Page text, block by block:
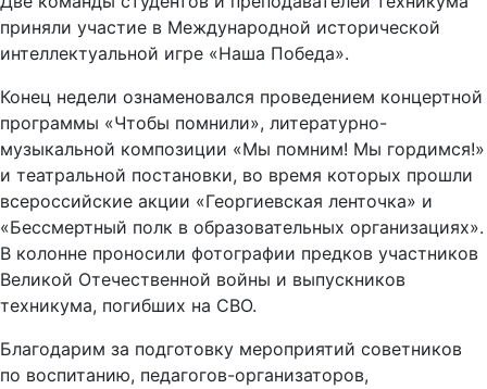
приняли участие в Международной исторической
интеллектуальной игре «Наша Победа».
Конец недели ознаменовался проведением концертной
программы «Чтобы помнили», литературно-
музыкальной композиции «Мы помним! Мы гордимся!»
и театральной постановки, во время которых прошли
всероссийские акции «Георгиевская ленточка» и
«Бессмертный полк в образовательных организациях».
В колонне проносили фотографии предков участников
Великой Отечественной войны и выпускников
техникума, погибших на СВО.
Благодарим за подготовку мероприятий советников
по воспитанию, педагогов-организаторов,